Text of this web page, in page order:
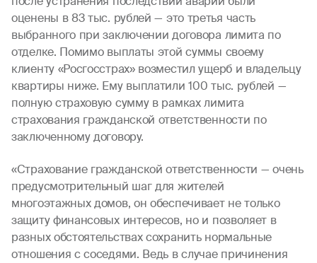
оценены в 83 тыс. рублей — это третья часть
выбранного при заключении договора лимита по
отделке. Помимо выплаты этой суммы своему
клиенту «Росгосстрах» возместил ущерб и владельцу
квартиры ниже. Ему выплатили 100 тыс. рублей —
полную страховую сумму в рамках лимита
страхования гражданской ответственности по
заключенному договору.
«Страхование гражданской ответственности — очень
предусмотрительный шаг для жителей
многоэтажных домов, он обеспечивает не только
защиту финансовых интересов, но и позволяет в
разных обстоятельствах сохранить нормальные
отношения с соседями. Ведь в случае причинения